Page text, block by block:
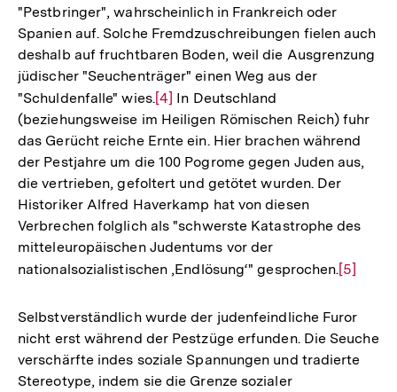
"Pestbringer", wahrscheinlich in Frankreich oder
Spanien auf. Solche Fremdzuschreibungen fielen auch
deshalb auf fruchtbaren Boden, weil die Ausgrenzung
jüdischer "Seuchenträger" einen Weg aus der
"Schuldenfalle" wies.Zur
Auflösung
der
Fußnote
[4] In Deutschland
(beziehungsweise im Heiligen Römischen Reich) fuhr
das Gerücht reiche Ernte ein. Hier brachen während
der Pestjahre um die 100 Pogrome gegen Juden aus,
die vertrieben, gefoltert und getötet wurden. Der
Historiker Alfred Haverkamp hat von diesen
Verbrechen folglich als "schwerste Katastrophe des
mitteleuropäischen Judentums vor der
nationalsozialistischen ‚Endlösung‘" gesprochen.Zur
der
Fußnote
[5]
Selbstverständlich wurde der judenfeindliche Furor
nicht erst während der Pestzüge erfunden. Die Seuche
verschärfte indes soziale Spannungen und tradierte
Stereotype, indem sie die Grenze sozialer